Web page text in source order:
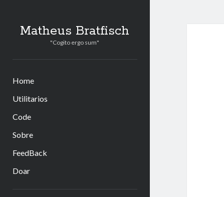
Matheus Bratfisch
"Cogito ergo sum"
Home
Utilitarios
Code
Sobre
FeedBack
Doar